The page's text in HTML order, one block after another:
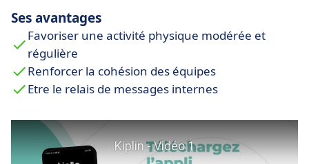
Ses avantages
Favoriser une activité physique modérée et
régulière
Renforcer la cohésion des équipes
Etre le relais de messages internes